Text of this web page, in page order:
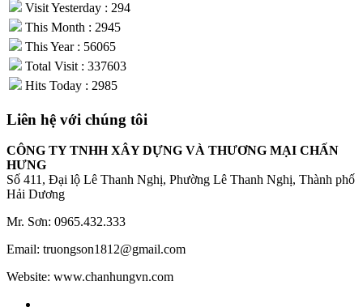
Visit Yesterday : 294
This Month : 2945
This Year : 56065
Total Visit : 337603
Hits Today : 2985
Liên hệ với chúng tôi
CÔNG TY TNHH XÂY DỰNG VÀ THƯƠNG MẠI CHẤN
HƯNG
Số 411, Đại lộ Lê Thanh Nghị, Phường Lê Thanh Nghị, Thành phố
Hải Dương
Mr. Sơn: 0965.432.333
Email: truongson1812@gmail.com
Website: www.chanhungvn.com